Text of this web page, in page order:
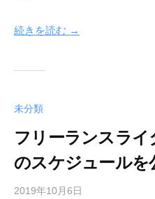
続きを読む →
未分類
フリーランスライ
のスケジュールを
2019年10月6日